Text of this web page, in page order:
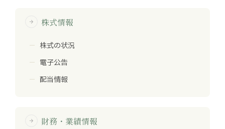
arrow_forward 株式情報
株式の状況
電子公告
配当情報
arrow_forward 財務・業績情報